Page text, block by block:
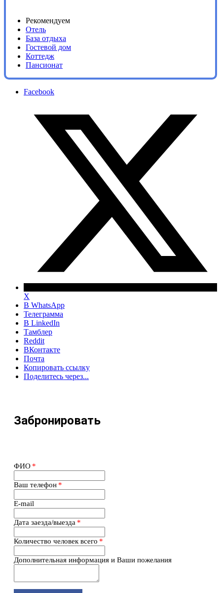
Рекомендуем
Отель
База отдыха
Гостевой дом
Коттедж
Пансионат
Facebook
X
В WhatsApp
Телеграмма
В LinkedIn
Тамблер
Reddit
ВКонтакте
Почта
Копировать ссылку
Поделитесь через...
Забронировать
ФИО *
Ваш телефон *
E-mail
Дата заезда/выезда *
Количество человек всего *
Дополнительная информация и Ваши пожелания